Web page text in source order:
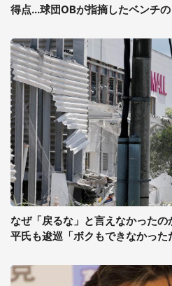
得点...球団OBが指摘したベンチの
なぜ「戻るな」と言えなかった
平氏も逡巡「ボクもできなかった